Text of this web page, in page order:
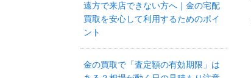
遠方で来店できない方へ｜金の宅配
買取を安心して利用するためのポイ
ント
金の買取で「査定額の有効期限」は